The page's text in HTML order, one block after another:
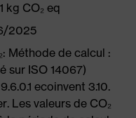
kg CO₂ eq
2025
Méthode de calcul :
sur ISO 14067)
ecoinvent 3.10.
Les valeurs de CO₂